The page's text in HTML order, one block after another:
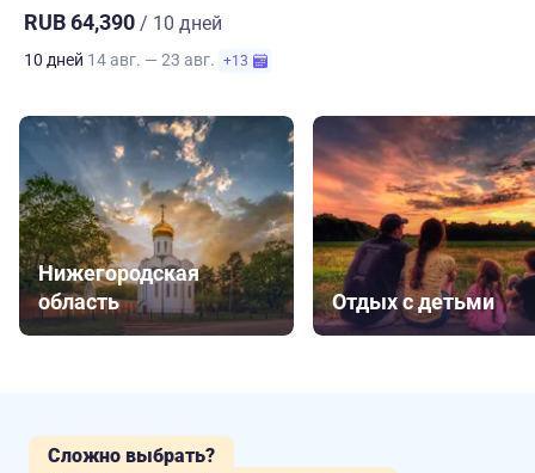
RUB 64,390 / 10 дней
10 дней 14 авг. — 23 авг. +13
Нижегородская
область
Отдых с детьми
Сложно выбрать?